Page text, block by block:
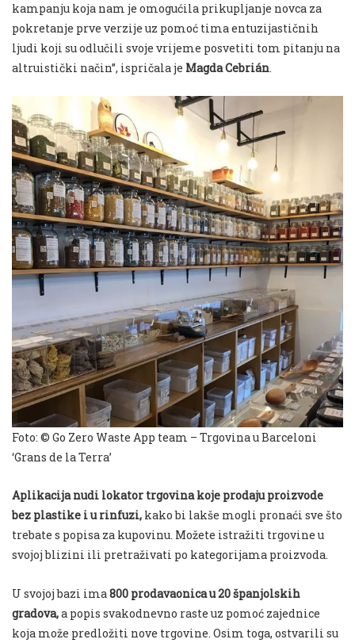
kampanju koja nam je omogućila prikupljanje novca za
pokretanje prve verzije uz pomoć tima entuzijastičnih
ljudi koji su odlučili svoje vrijeme posvetiti tom pitanju na
altruistički način”, ispričala je Magda Cebrián.
Foto: © Go Zero Waste App team – Trgovina u Barceloni
‘Grans de la Terra’
Aplikacija nudi lokator trgovina koje prodaju proizvode
bez plastike i u rinfuzi, kako bi lakše mogli pronaći sve što
trebate s popisa za kupovinu. Možete istražiti trgovine u
svojoj blizini ili pretraživati ​​po kategorijama proizvoda.
U svojoj bazi ima 800 prodavaonica u 20 španjolskih
gradova,a popis svakodnevno raste uz pomoć zajednice
koja može predložiti nove trgovine. Osim toga, ostvarili su